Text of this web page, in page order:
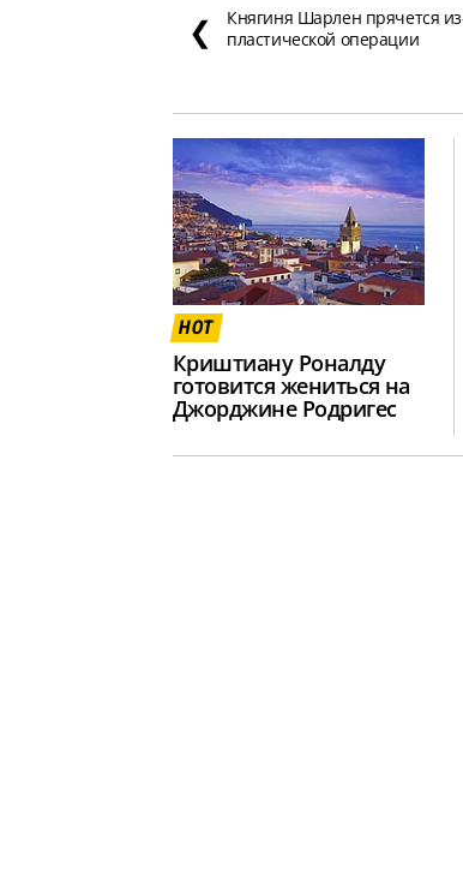
❮
Княгиня Шарлен прячется
пластической операции
HOT
Криштиану Роналду
готовится жениться на
Джорджине Родригес